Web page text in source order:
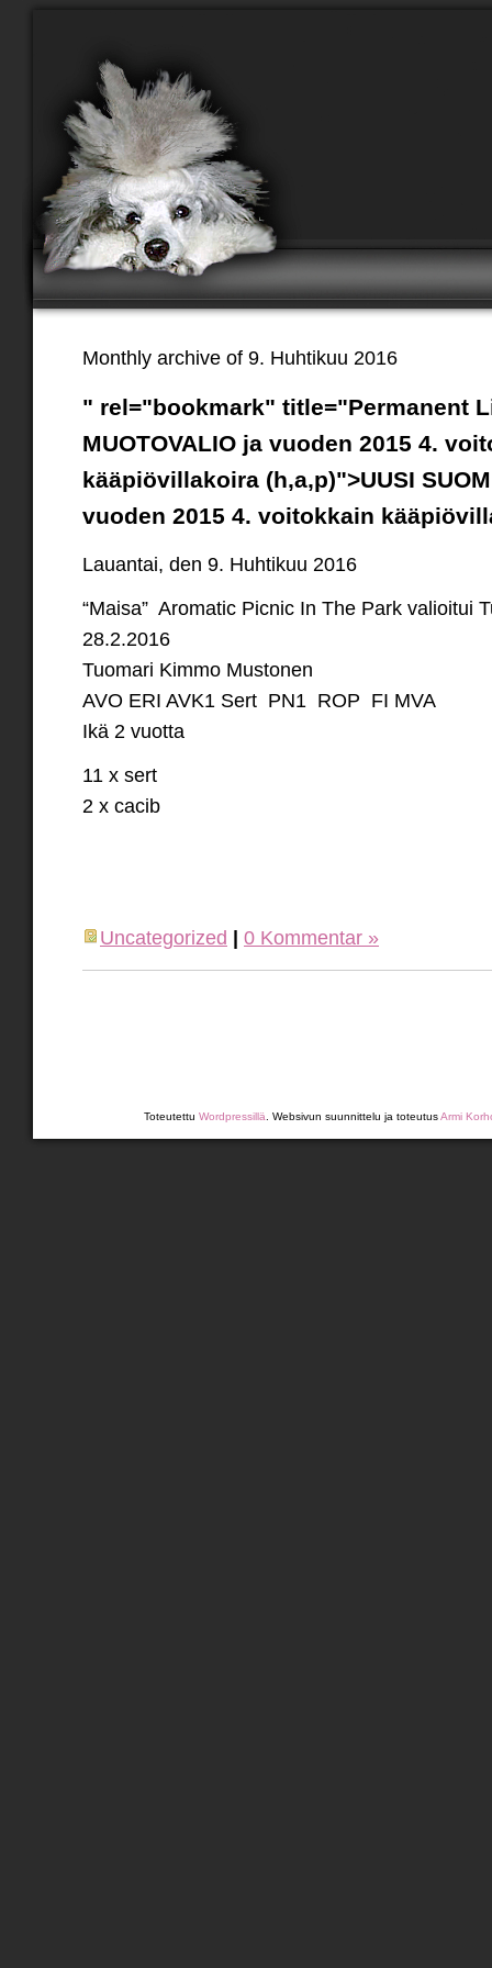
Monthly archive of 9. Huhtikuu 2016
" rel="bookmark" title="Permanent
MUOTOVALIO ja vuoden 2015 4.
kääpiövillakoira (h,a,p)">UUSI
vuoden 2015 4. voitokkain
Lauantai, den 9. Huhtikuu 2016
“Maisa” Aromatic Picnic In The Park valioitui
28.2.2016
Tuomari Kimmo Mustonen
AVO ERI AVK1 Sert PN1 ROP FI MVA
Ikä 2 vuotta
11 x sert
2 x cacib
Uncategorized 0 Kommentar »
Toteutettu Wordpressillä . Websivun suunnittelu ja toteutusArmi